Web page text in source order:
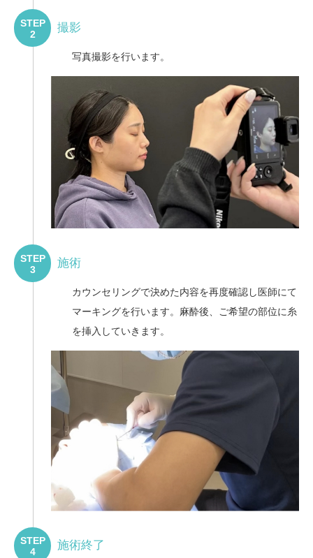
STEP
2
撮影
写真撮影を行います。
STEP
3
施術
カウンセリングで決めた内容を再度確認し医師にて
マーキングを行います。麻酔後、ご希望の部位に糸
を挿入していきます。
STEP
4
施術終了